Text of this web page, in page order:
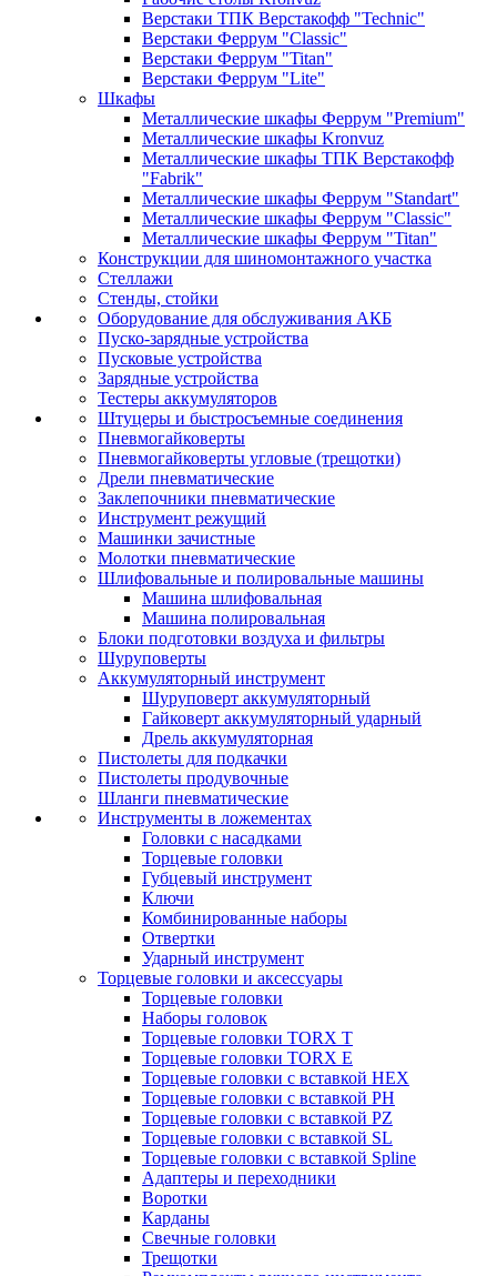
Верстаки ТПК Верстакофф "Technic"
Верстаки Феррум "Classic"
Верстаки Феррум "Titan"
Верстаки Феррум "Lite"
Шкафы
Металлические шкафы Феррум "Premium"
Металлические шкафы Kronvuz
Металлические шкафы ТПК Верстакофф
"Fabrik"
Металлические шкафы Феррум "Standart"
Металлические шкафы Феррум "Classic"
Металлические шкафы Феррум "Titan"
Конструкции для шиномонтажного участка
Стеллажи
Стенды, стойки
Оборудование для обслуживания АКБ
Пуско-зарядные устройства
Пусковые устройства
Зарядные устройства
Тестеры аккумуляторов
Штуцеры и быстросъемные соединения
Пневмогайковерты
Пневмогайковерты угловые (трещотки)
Дрели пневматические
Заклепочники пневматические
Инструмент режущий
Машинки зачистные
Молотки пневматические
Шлифовальные и полировальные машины
Машина шлифовальная
Машина полировальная
Блоки подготовки воздуха и фильтры
Шуруповерты
Аккумуляторный инструмент
Шуруповерт аккумуляторный
Гайковерт аккумуляторный ударный
Дрель аккумуляторная
Пистолеты для подкачки
Пистолеты продувочные
Шланги пневматические
Инструменты в ложементах
Головки с насадками
Торцевые головки
Губцевый инструмент
Ключи
Комбинированные наборы
Отвертки
Ударный инструмент
Торцевые головки и аксессуары
Торцевые головки
Наборы головок
Торцевые головки TORX T
Торцевые головки TORX Е
Торцевые головки с вставкой HEX
Торцевые головки с вставкой PH
Торцевые головки с вставкой PZ
Торцевые головки с вставкой SL
Торцевые головки с вставкой Spline
Адаптеры и переходники
Воротки
Карданы
Свечные головки
Трещотки